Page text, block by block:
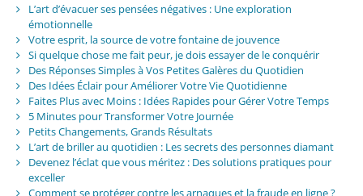
L’art d’évacuer ses pensées négatives : Une exploration
émotionnelle
Votre esprit, la source de votre fontaine de jouvence
Si quelque chose me fait peur, je dois essayer de le conquérir
Des Réponses Simples à Vos Petites Galères du Quotidien
Des Idées Éclair pour Améliorer Votre Vie Quotidienne
Faites Plus avec Moins : Idées Rapides pour Gérer Votre Temps
5 Minutes pour Transformer Votre Journée
Petits Changements, Grands Résultats
L’art de briller au quotidien : Les secrets des personnes diamant
Devenez l’éclat que vous méritez : Des solutions pratiques pour
exceller
Comment se protéger contre les arnaques et la fraude en ligne ?